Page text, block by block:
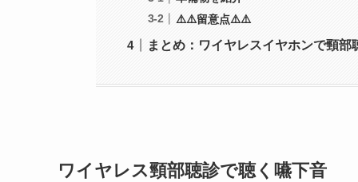
⚠️⚠️留意点⚠️⚠️
まとめ：ワイヤレスイヤホンで頸部
ワイヤレス頸部聴診で聴く嚥下音